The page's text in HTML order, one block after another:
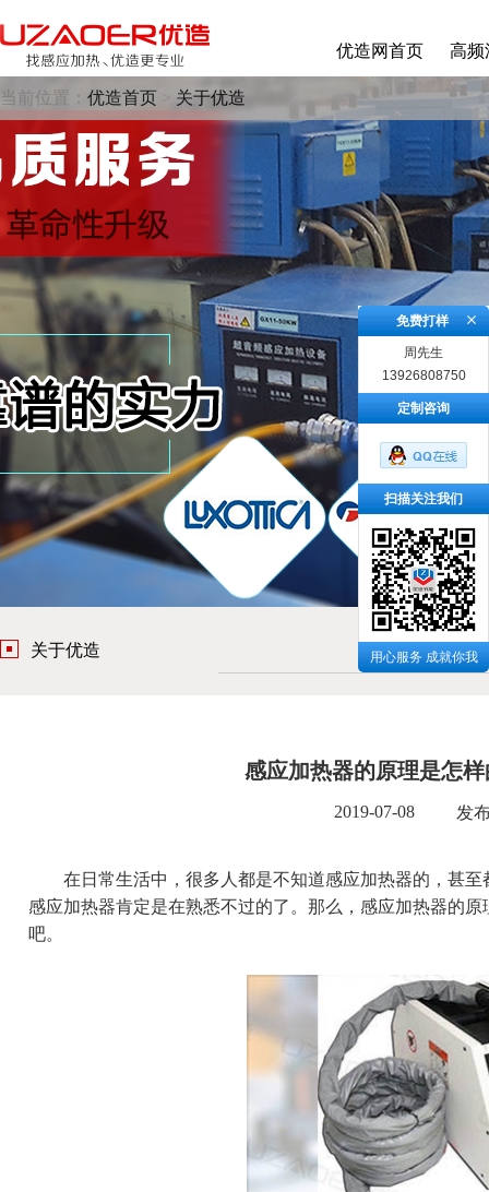
优造网首页 高频
当前位置： 优造首页 > 关于优造
关于优造
感应加热器的原理是怎
2019-07-08 发
在日常生活中，很多人都是不知道感应加热器的，甚至
感应加热器肯定是在熟悉不过的了。那么，感应加热器的
吧。
免费打样
周先生
13926808750
定制咨询
扫描关注我们
用心服务 成就你我